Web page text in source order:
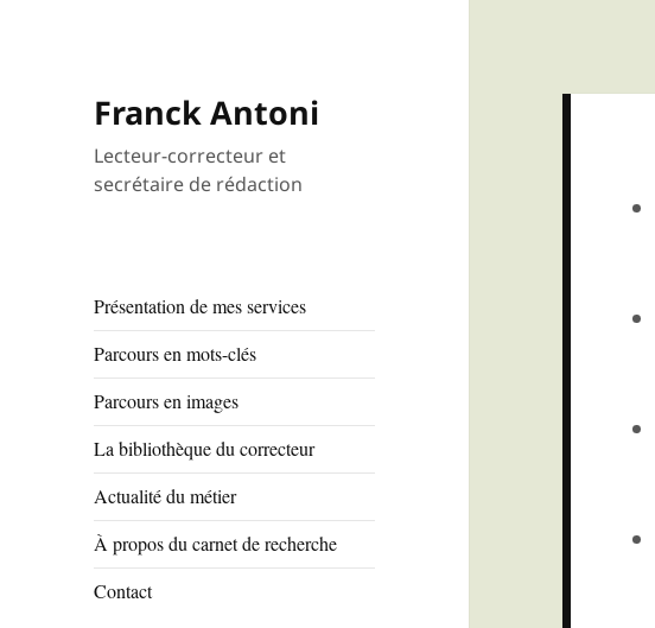
Franck Antoni
Lecteur-correcteur et
secrétaire de rédaction
Présentation de mes services
Parcours en mots-clés
Parcours en images
La bibliothèque du correcteur
Actualité du métier
À propos du carnet de recherche
Contact